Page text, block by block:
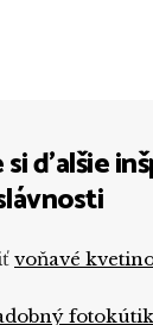
ďalšie
voňavé
fotokútik